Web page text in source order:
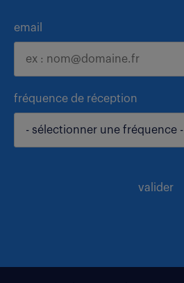
email
fréquence de réception
- sélectionner une fréquence -
valider